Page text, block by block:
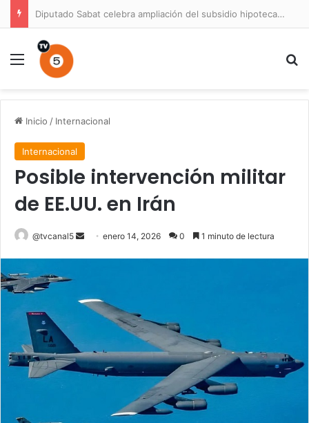
Diputado Sabat celebra ampliación del subsidio hipotecario con viviendas de hasta 6.000 UF
Menú
Inicio / Internacional
Internacional
Posible intervención militar
de EE.UU. en Irán
@tvcanal5
Sendenero 14, 2026 0 1 minuto de lectura